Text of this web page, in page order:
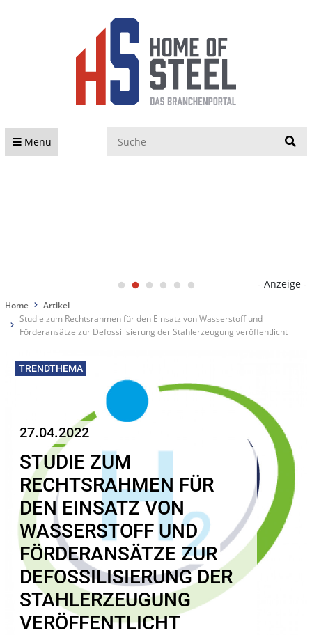
Menü
- Anzeige -
Home
Artikel
Studie zum Rechtsrahmen für den Einsatz von Wasserstoff und
Förderansätze zur Defossilisierung der Stahlerzeugung veröffentlicht
TRENDTHEMA
27.04.2022
STUDIE ZUM
RECHTSRAHMEN FÜR
DEN EINSATZ VON
WASSERSTOFF UND
FÖRDERANSÄTZE ZUR
DEFOSSILISIERUNG DER
STAHLERZEUGUNG
VERÖFFENTLICHT